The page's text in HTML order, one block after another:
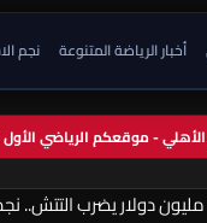
أخبار الرياضة المتنوعة نجم
الأهلي - موقعكم الرياضي